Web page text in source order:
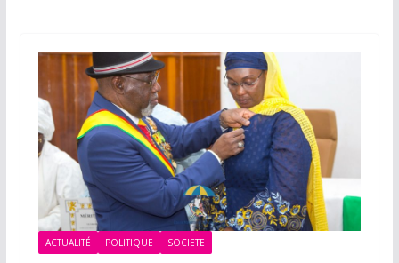
ACTUALITÉ POLITIQUE SOCIETE